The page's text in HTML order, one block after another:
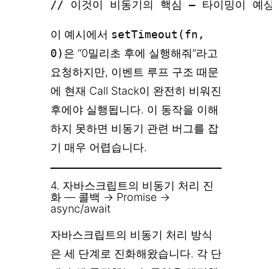
이 예시에서 setTimeout(fn,
0) 은 “0밀리초 후에 실행해줘”라고
요청하지만, 이벤트 루프 구조 때문
에 현재 Call Stack이 완전히 비워진
후에야 실행됩니다. 이 동작을 이해
하지 못하면 비동기 관련 버그를 잡
기 매우 어렵습니다.
4. 자바스크립트의 비동기 처리 진
화 — 콜백 → Promise →
async/await
자바스크립트의 비동기 처리 방식
은 세 단계로 진화해왔습니다. 각 단